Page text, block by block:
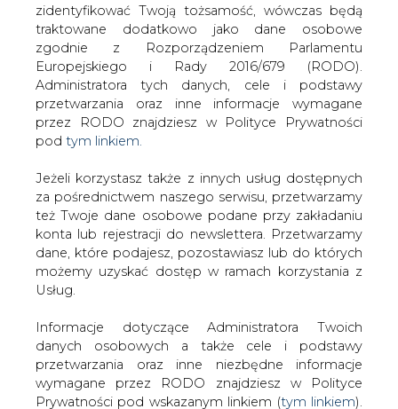
WŁĄCZ CIRE.TV
zidentyfikować Twoją tożsamość, wówczas będą
traktowane dodatkowo jako dane osobowe
zgodnie z Rozporządzeniem Parlamentu
Europejskiego i Rady 2016/679 (RODO).
Administratora tych danych, cele i podstawy
przetwarzania oraz inne informacje wymagane
przez RODO znajdziesz w Polityce Prywatności
pod tym linkiem.
Jeżeli korzystasz także z innych usług dostępnych
za pośrednictwem naszego serwisu, przetwarzamy
też Twoje dane osobowe podane przy zakładaniu
konta lub rejestracji do newslettera. Przetwarzamy
dane, które podajesz, pozostawiasz lub do których
możemy uzyskać dostęp w ramach korzystania z
Usług.
Informacje dotyczące Administratora Twoich
danych osobowych a także cele i podstawy
przetwarzania oraz inne niezbędne informacje
wymagane przez RODO znajdziesz w Polityce
Prywatności pod wskazanym linkiem (tym linkiem).
Strona główna / SERWIS INFORMACYJNY CIRE
Hitachi Energy ma w Niemczech nowy kontrakt na
2 mld euro
2025-01-02 09:30
drukuj
skomentuj
udostępnij: